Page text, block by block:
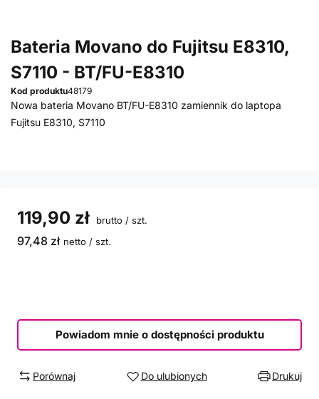
Bateria Movano do Fujitsu E8310,
S7110 - BT/FU-E8310
Kod produktu48179
Nowa bateria Movano BT/FU-E8310 zamiennik do laptopa
Fujitsu E8310, S7110
119,90 zł brutto / szt.
97,48 zł netto / szt.
Powiadom mnie o dostępności produktu
Porównaj Do ulubionych Drukuj